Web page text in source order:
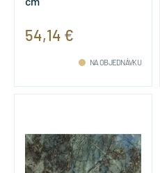
54,14 €
NA OBJEDNÁVKU